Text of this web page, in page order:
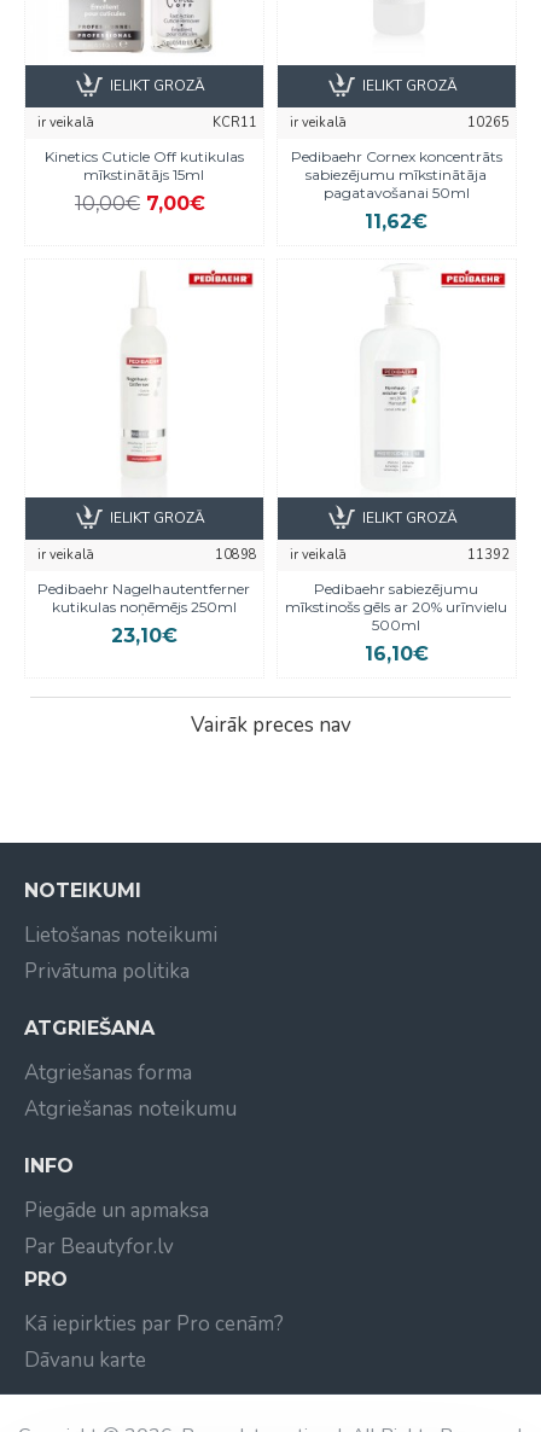
ir veikalā
KCR11
Kinetics Cuticle Off kutikulas
mīkstinātājs 15ml
10,00€ 7,00€
IELIKT GROZĀ
ir veikalā
10265
Pedibaehr Cornex koncentrāts
sabiezējumu mīkstinātāja
pagatavošanai 50ml
11,62€
IELIKT GROZĀ
ir veikalā
10898
Pedibaehr Nagelhautentferner
kutikulas noņēmējs 250ml
23,10€
IELIKT GROZĀ
ir veikalā
11392
Pedibaehr sabiezējumu
mīkstinošs gēls ar 20% urīnvielu
500ml
16,10€
IELIKT GROZĀ
Vairāk preces nav
NOTEIKUMI
Lietošanas noteikumi
Privātuma politika
ATGRIEŠANA
Atgriešanas forma
Atgriešanas noteikumu
INFO
Piegāde un apmaksa
Par Beautyfor.lv
PRO
Kā iepirkties par Pro cenām?
Dāvanu karte